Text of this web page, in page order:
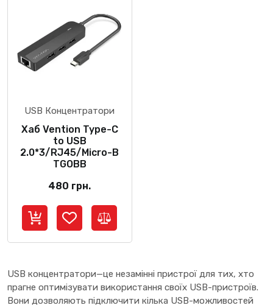
USB Концентратори
Хаб Vention Type-C
to USB
2.0*3/RJ45/Micro-B
TGOBB
480 грн.
USB концентратори—це незамінні пристрої для тих, хто
прагне оптимізувати використання своїх USB-пристроїв.
Вони дозволяють підключити кілька USB-можливостей